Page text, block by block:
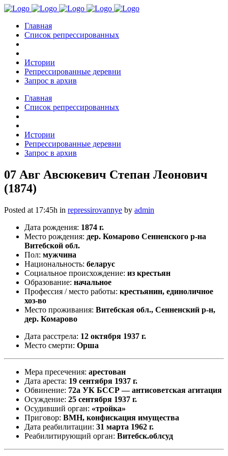
Главная
Список репрессированных
Истории
Репрессированные деревни
Запрос в архив
Главная
Список репрессированных
Истории
Репрессированные деревни
Запрос в архив
07 Авг Авсюкевич Степан Леонович
(1874)
Posted at 17:45h in repressirovannye by admin
Дата рождения: 1874 г.
Место рождения: дер. Комарово Сенненского р-на
Витебской обл.
Пол: мужчина
Национальность: беларус
Социальное происхождение: из крестьян
Образование: начальное
Профессия / место работы: крестьянин, единоличное
хоз-во
Место проживания: Витебская обл., Сенненский р-н,
дер. Комарово
Дата расстрела: 12 октября 1937 г.
Место смерти: Орша
Мера пресечения: арестован
Дата ареста: 19 сентября 1937 г.
Обвинение: 72а УК БССР — антисоветская агитация
Осуждение: 25 сентября 1937 г.
Осудивший орган: «тройка»
Приговор: ВМН, конфискация имущества
Дата реабилитации: 31 марта 1962 г.
Реабилитирующий орган: Витебск.облсуд